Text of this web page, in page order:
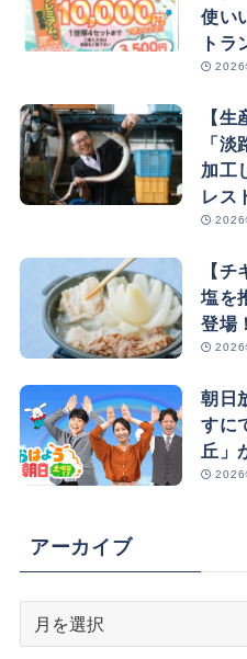
使い
トラ
2026
【
「
加工
レス
2026
【
塩を
登場！
2026
朝日
すに
丘」
2026
アーカイブ